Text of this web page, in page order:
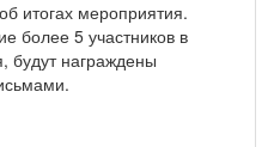
итогах мероприятия.
более 5 участников в
будут награждены